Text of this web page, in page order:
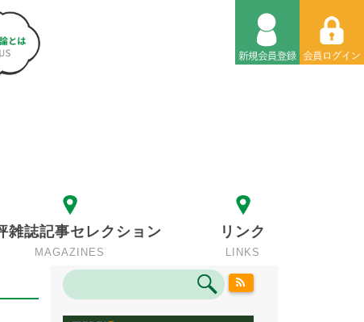
雑誌記事セレクション
MAGAZINES
リンク
LINKS